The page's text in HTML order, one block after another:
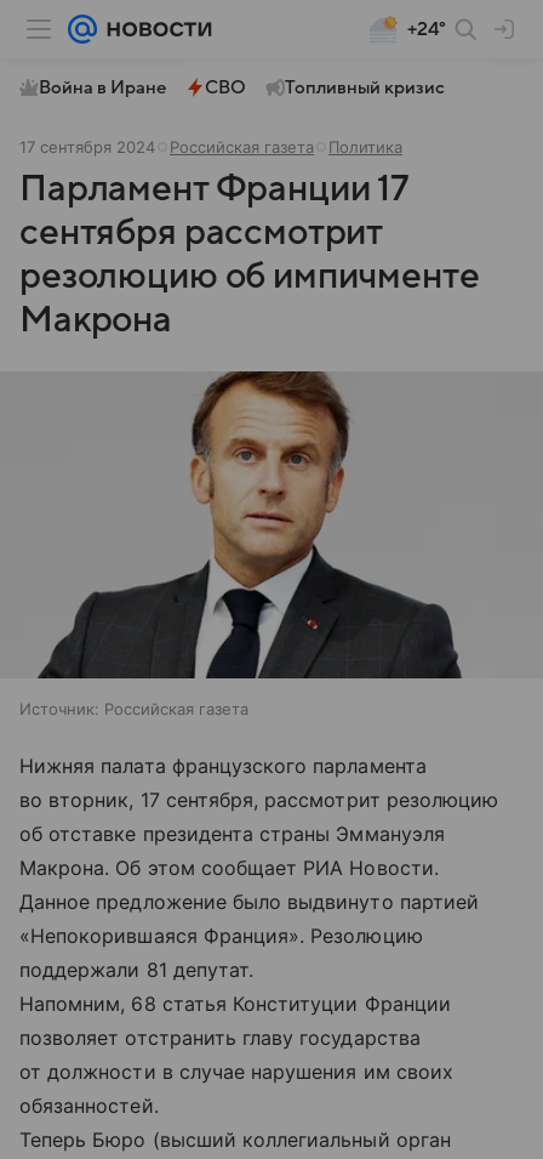
+24°
Война в Иране СВО Топливный кризис
17 сентября 2024 Российская газета Политика
Парламент Франции 17
сентября рассмотрит
резолюцию об импичменте
Макрона
Источник: Российская газета
Нижняя палата французского парламента
во вторник, 17 сентября, рассмотрит резолюцию
об отставке президента страны Эммануэля
Макрона. Об этом сообщает РИА Новости.
Данное предложение было выдвинуто партией
«Непокорившаяся Франция». Резолюцию
поддержали 81 депутат.
Напомним, 68 статья Конституции Франции
позволяет отстранить главу государства
от должности в случае нарушения им своих
обязанностей.
Теперь Бюро (высший коллегиальный орган